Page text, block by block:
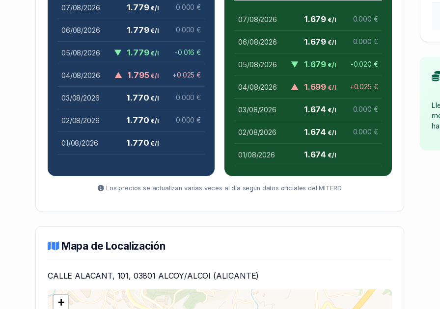
07/08/2026 1.779€/l 0.000 €
06/08/2026 1.779€/l 0.000 €
05/08/2026 ▼ 1.779€/l -0.016 €
04/08/2026 ▲ 1.795€/l +0.025 €
03/08/2026 1.770€/l 0.000 €
02/08/2026 1.770€/l 0.000 €
01/08/2026 1.770€/l
07/08/2026 1.679 €/l 0.000 €
06/08/2026 1.679 €/l 0.000 €
05/08/2026 ▼ 1.679 €/l -0.020 €
04/08/2026 ▲ 1.699 €/l +0.025 €
03/08/2026 1.674 €/l 0.000 €
02/08/2026 1.674 €/l 0.000 €
01/08/2026 1.674 €/l
Los precios se actualizan varias veces al día según datos oficiales del MITERD
Mapa de Localización
CALLE ALACANT, 101, 03801 ALCOY/ALCOI (ALICANTE)
+